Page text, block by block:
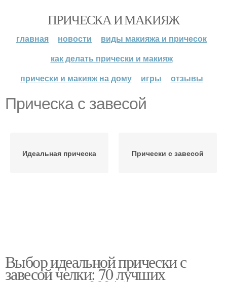
ПРИЧЕСКА И МАКИЯЖ
главная новости
виды макияжа и причесок
как делать прически и макияж
прически и макияж на дому
игры отзывы
Прическа с завесой
Идеальная прическа Прически с завесой
Выбор идеальной прически с
завесой челки: 70 лучших